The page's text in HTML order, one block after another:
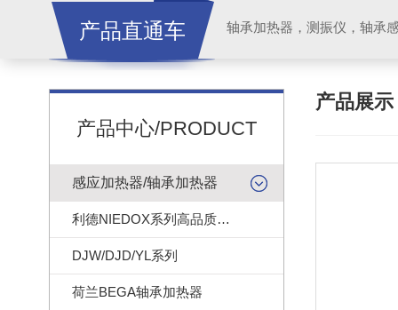
产品直通车 轴承加热器，测振仪，轴承
产品中心/PRODUCT
感应加热器/轴承加热器
利德NIEDOX系列高品质轴承加热器
DJW/DJD/YL系列
荷兰BEGA轴承加热器
产品展示